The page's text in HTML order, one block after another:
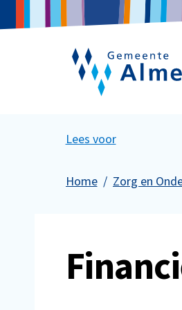
Lees voor
Home Zorg en